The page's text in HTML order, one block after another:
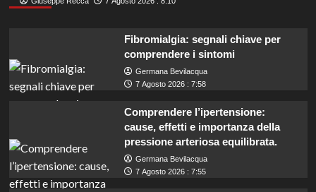
Fibromialgia: segnali chiave per
comprendere i sintomi
Germana Bevilacqua
7 Agosto 2026 : 7:58
Comprendere l’ipertensione:
cause, effetti e importanza della
pressione arteriosa equilibrata.
Germana Bevilacqua
7 Agosto 2026 : 7:55